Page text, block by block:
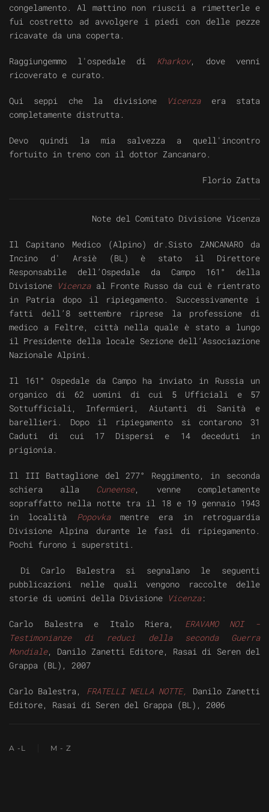
congelamento. Al mattino non riuscii a rimetterle e
fui costretto ad avvolgere i piedi con delle pezze
ricavate da una coperta.
Raggiungemmo l'ospedale di Kharkov, dove venni
ricoverato e curato.
Qui seppi che la divisione Vicenzaera stata
completamente distrutta.
Devo quindi la mia salvezza a quell'incontro
fortuito in treno con il dottor Zancanaro.
Florio Zatta
Note del Comitato Divisione Vicenza
Il Capitano Medico (Alpino) dr.Sisto ZANCANARO da
Incino d' Arsiè (BL) è stato il Direttore
Responsabile dell’Ospedale da Campo 161° della
Divisione Vicenzaal Fronte Russo da cui è rientrato
in Patria dopo il ripiegamento. Successivamente i
fatti dell’8 settembre riprese la professione di
medico a Feltre, città nella quale è stato a lungo
il Presidente della locale Sezione dell’Associazione
Nazionale Alpini.
Il 161° Ospedale da Campo ha inviato in Russia un
organico di 62 uomini di cui 5 Ufficiali e 57
Sottufficiali, Infermieri, Aiutanti di Sanità e
barellieri. Dopo il ripiegamento si contarono 31
Caduti di cui 17 Dispersi e 14 deceduti in
prigionia.
Il III Battaglione del 277° Reggimento, in seconda
schiera alla Cuneense, venne completamente
sopraffatto nella notte tra il 18 e 19 gennaio 1943
in località Popovkamentre era in retroguardia
Divisione Alpina durante le fasi di ripiegamento.
Pochi furono i superstiti.
Di Carlo Balestra si segnalano le seguenti
pubblicazioni nelle quali vengono raccolte delle
storie di uomini della Divisione Vicenza:
Carlo Balestra e Italo Riera,
ERAVAMO NOI -
Testimonianze di reduci della seconda Guerra
Mondiale, Danilo Zanetti Editore, Rasai di Seren del
Grappa (BL), 2007
Carlo Balestra, FRATELLI NELLA NOTTE,
Danilo Zanetti
Editore, Rasai di Seren del Grappa (BL), 2006
A -L M - Z